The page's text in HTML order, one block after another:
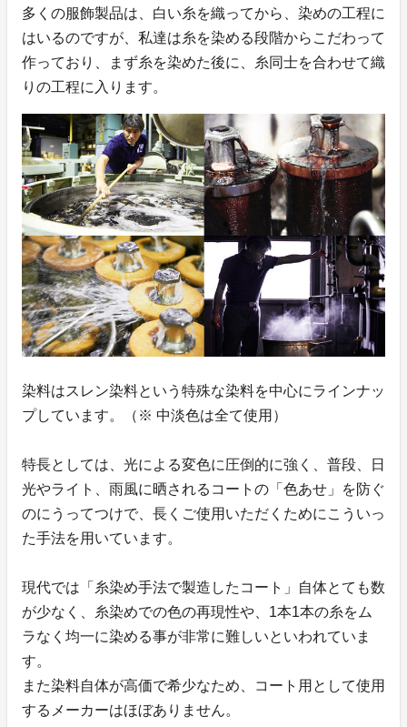
多くの服飾製品は、白い糸を織ってから、染めの工程に
はいるのですが、私達は糸を染める段階からこだわって
作っており、まず糸を染めた後に、糸同士を合わせて織
りの工程に入ります。
染料はスレン染料という特殊な染料を中心にラインナッ
プしています。（※ 中淡色は全て使用）
特長としては、光による変色に圧倒的に強く、普段、日
光やライト、雨風に晒されるコートの「色あせ」を防ぐ
のにうってつけで、長くご使用いただくためにこういっ
た手法を用いています。
現代では「糸染め手法で製造したコート」自体とても数
が少なく、糸染めでの色の再現性や、1本1本の糸をム
ラなく均一に染める事が非常に難しいといわれていま
す。
また染料自体が高価で希少なため、コート用として使用
するメーカーはほぼありません。